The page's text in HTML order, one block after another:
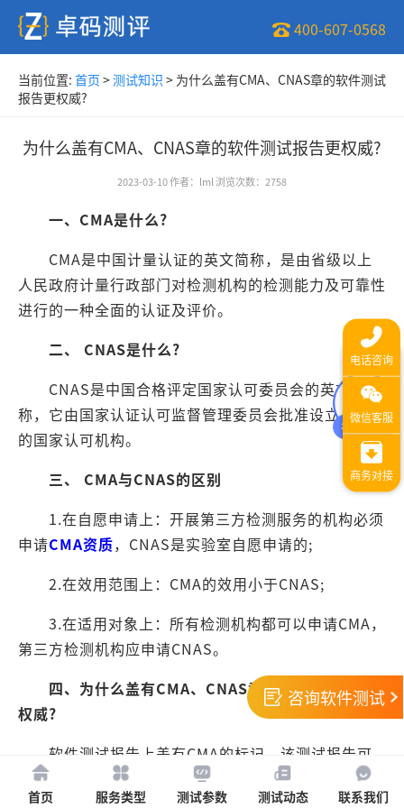
400-607-0568
当前位置: 首页 >测试知识 > 为什么盖有CMA、CNAS章的软件测试
报告更权威?
为什么盖有CMA、CNAS章的软件测试报告更权威?
2023-03-10作者： lml 浏览次数： 2758
一、CMA是什么?
CMA是中国计量认证的英文简称，是由省级以上
人民政府计量行政部门对检测机构的检测能力及可靠性
进行的一种全面的认证及评价。
二、 CNAS是什么?
CNAS是中国合格评定国家认可委员会的英文简
称，它由国家认证认可监督管理委员会批准设立并授权
的国家认可机构。
三、 CMA与CNAS的区别
1.在自愿申请上：开展第三方检测服务的机构必须
申请CMA资质，CNAS是实验室自愿申请的;
2.在效用范围上：CMA的效用小于CNAS;
3.在适用对象上：所有检测机构都可以申请CMA，
第三方检测机构应申请CNAS。
四、为什么盖有CMA、CNAS章的软件测试报告更
权威?
软件测试报告上盖有CMA的标记，该测试报告可
用于产品质量评价、成果及司法鉴定，具有法律效力。
因为中国合格评定国家认可制度已经融入国际认可互认
咨询软件测试
首页 服务类型 测试参数 测试动态 联系我们